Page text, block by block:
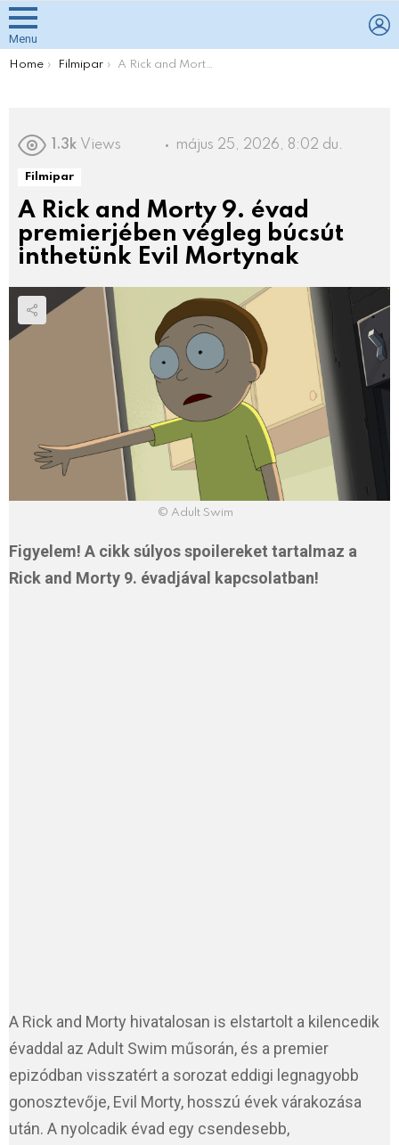
Menu
You are here:
Home Filmipar A Rick and Morty 9. évad premierjében végleg búcsút inthetünk Evil Mortynak
1.3k Views május 25, 2026, 8:02 du.
Filmipar
A Rick and Morty 9. évad
premierjében végleg búcsút
inthetünk Evil Mortynak
© Adult Swim
Figyelem! A cikk súlyos spoilereket tartalmaz a
Rick and Morty 9. évadjával kapcsolatban!
A Rick and Morty hivatalosan is elstartolt a kilencedik
évaddal az Adult Swim műsorán, és a premier
epizódban visszatért a sorozat eddigi legnagyobb
gonosztevője, Evil Morty, hosszú évek várakozása
után. A nyolcadik évad egy csendesebb,